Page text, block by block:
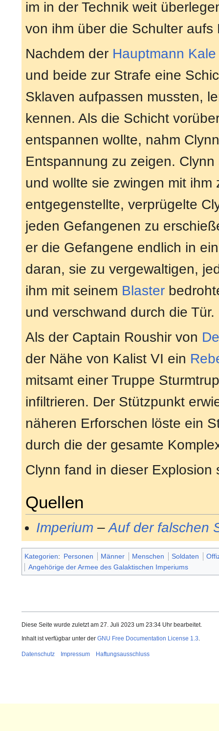
im in der Technik weit
von ihm über die Schulter aufs
Nachdem der Hauptmann
und beide zur Strafe eine
Sklaven aufpassen mussten,
kennen. Als die Schicht
entspannen wollte, nahm
Entspannung zu zeigen.
und wollte sie zwingen mit
entgegenstellte, verprügelte
jeden Gefangenen zu
er die Gefangene endlich in
daran, sie zu vergewaltigen,
ihm mit seinem Blaster
und verschwand durch die Tür.
Als der Captain Roushir von
der Nähe von Kalist VI ein
mitsamt einer Truppe
infiltrieren. Der Stützpunkt
näheren Erforschen löste ein
durch die der gesamte
Clynn fand in dieser Explosion
Quellen
Imperium –Auf der falschen
Kategorien: Personen Männer Menschen Soldaten
Angehörige der Armee des Galaktischen Imperiums
Diese Seite wurde zuletzt am 27. Juli 2023 um 23:34 Uhr bearbeitet.
Inhalt ist verfügbar unter der GNU Free Documentation License 1.3.
Datenschutz Impressum Haftungsausschluss